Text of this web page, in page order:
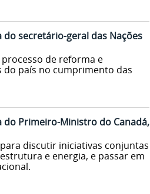
secretário-geral das Nações
de reforma e
do país no cumprimento das
do Primeiro-Ministro do Canadá,
discutir iniciativas conjuntas
e energia, e passar em